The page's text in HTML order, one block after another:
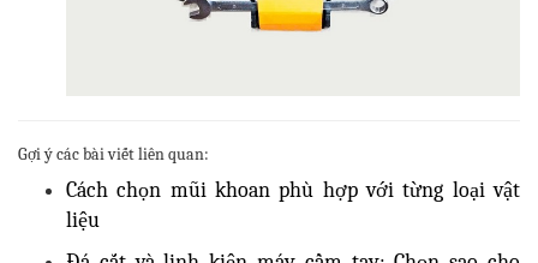
Gợi ý các bài viết liên quan:
Cách chọn mũi khoan phù hợp với từng loại vật
liệu